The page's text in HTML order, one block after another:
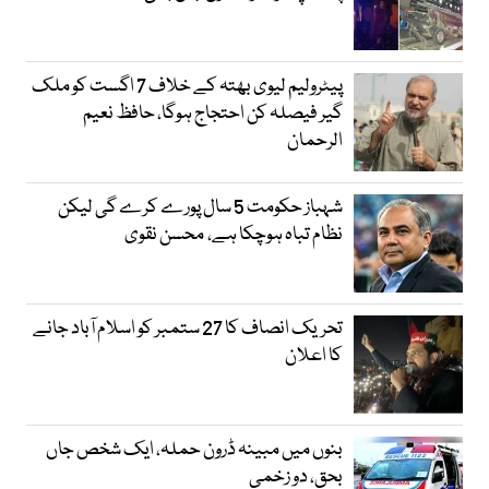
پیٹرولیم لیوی بھتہ کے خلاف 7 اگست کو ملک
گیر فیصلہ کن احتجاج ہوگا، حافظ نعیم
الرحمان
شہباز حکومت 5 سال پورے کرے گی لیکن
نظام تباہ ہوچکا ہے، محسن نقوی
تحریک انصاف کا 27 ستمبر کو اسلام آباد جانے
کا اعلان
بنوں میں مبینہ ڈرون حملہ، ایک شخص جاں
بحق، دو زخمی